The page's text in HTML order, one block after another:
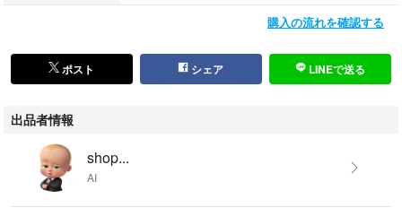
購入の流れを確認する
ポスト シェア LINEで送る
出品者情報
shop...
AI